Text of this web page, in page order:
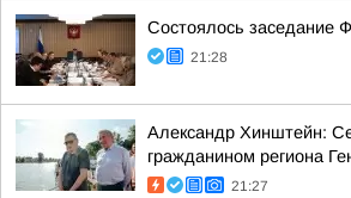
Состоялось заседание
21:28
Александр Хинштейн:
гражданином региона
21:27